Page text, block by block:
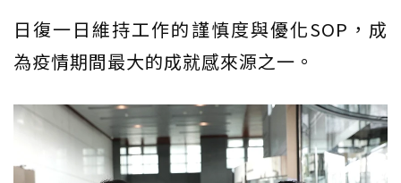
日復一日維持工作的謹慎度與優化SOP，成
為疫情期間最大的成就感來源之一。